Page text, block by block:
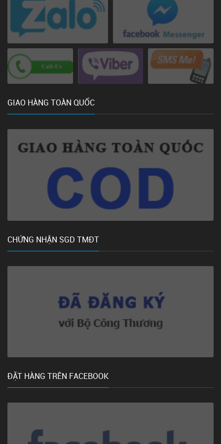
GIAO HÀNG TOÀN QUỐC
CHỨNG NHẬN SGD TMĐT
ĐẶT HÀNG TRÊN FACEBOOK